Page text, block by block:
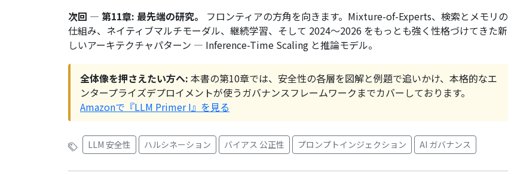
次回 — 第11章: 最先端の研究。
フロンティアの方角を向きます。Mixture-of-Experts、検索とメモリの
仕組み、ネイティブマルチモーダル、継続学習、そして 2024〜2026 をもっとも強く性格づけてきた新
しいアーキテクチャパターン — Inference-Time Scaling と推論モデル。
全体像を押さえたい方へ: 本書の第10章では、安全性の各層を図解と例題で追いかけ、本格的なエ
ンタープライズデプロイメントが使うガバナンスフレームワークまでカバーしております。
Amazonで『LLM Primer I』を見る
LLM 安全性 ハルシネーション バイアス 公正性 プロンプトインジェクション AI ガバナンス